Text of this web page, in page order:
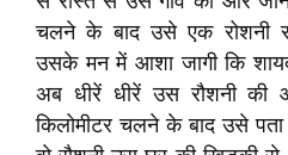
चलने के बाद उसे एक रोशनी
उसके मन में आशा जागी कि
अब धीरें धीरें उस रौशनी
किलोमीटर चलने के बाद उसे